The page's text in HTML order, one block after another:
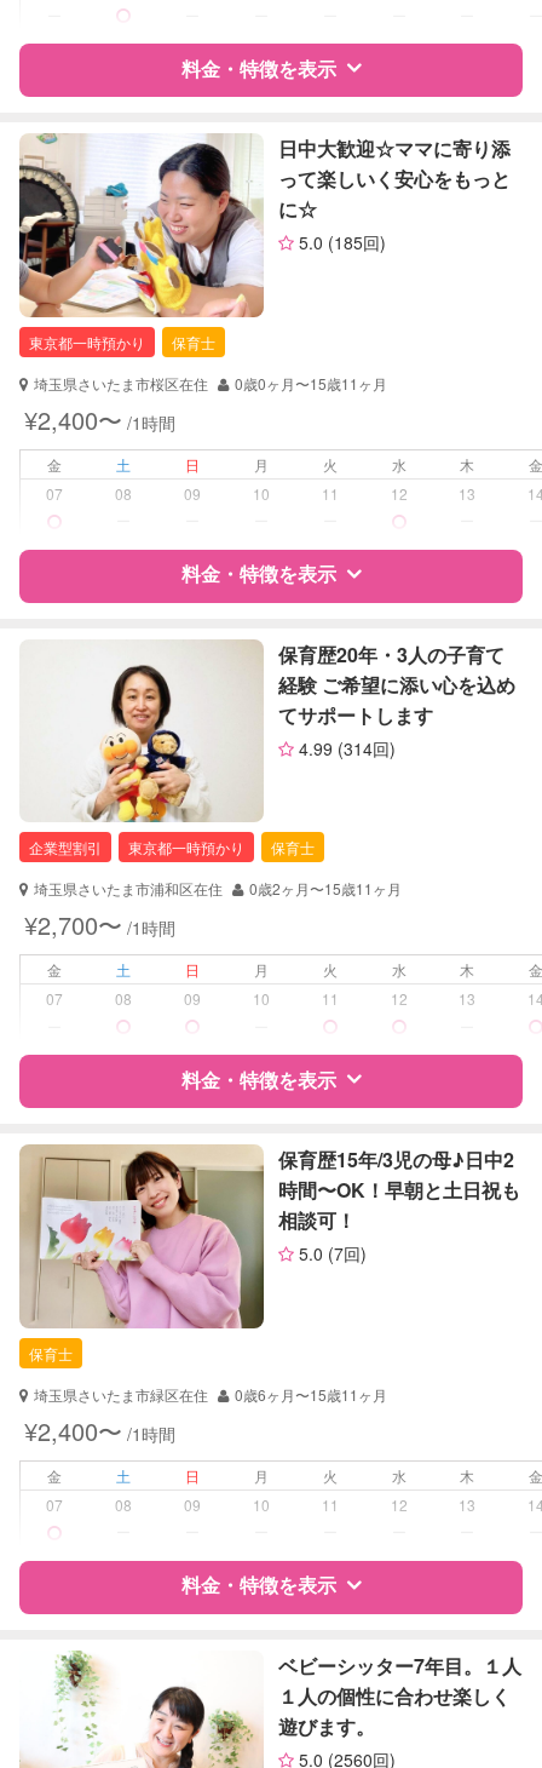
障がい児対応 対応可否は個別に相談
レッスン 音楽レッスン
定期予約 お引き受けしていません
お子様の撮影
（定期特典）
対応不可
料金・特徴を表示
特徴 料金 レビュー
サポートの特徴
資格
企業型割引対象(旧内閣府補助対象)
自治体届出済ベビーシッター
対応可能/特徴
送迎サポート
早朝対応
病児対応
障がい児対応 対応可否は個別に相談
レッスン 音楽レッスン
定期予約 可能
お子様の撮影
（定期特典）
対応可能
日中大歓迎☆ママに寄り添
って楽しいく安心をもっと
に☆
5.0 (185回)
東京都一時預かり
保育士
埼玉県さいたま市桜区在住
0歳0ヶ月〜15歳11ヶ月
¥2,400〜 /1時間
金 土 日 月 火 水 木
07
08 09 10 11 12 13
料金・特徴を表示
料金 レビュー
サポートの特徴
対応可能/特徴
送迎サポート
子育て経験
病児対応
障がい児対応 対応可否は個別に相談
レッスン なし
定期予約 可能
お子様の撮影
（定期特典）
対応可能
保育歴20年・3人の子育て
経験 ご希望に添い心を込め
てサポートします
4.99 (314回)
企業型割引 東京都一時預かり
保育士
埼玉県さいたま市浦和区在住
0歳2ヶ月〜15歳11ヶ月
¥2,700〜 /1時間
金 土 日 月 火 水 木
07
08 09 10 11 12 13
料金・特徴を表示
特徴 料金 レビュー
サポートの特徴
資格
企業型割引対象(旧内閣府補助対象)
自治体届出済ベビーシッター
保育士
夜間対応
お泊まり保育
病児、病後児、ともに可能
レッスン
定期予約 お引き受けしていません
保育歴15年/3児の母♪日中2
時間〜OK！早朝と土日祝も
相談可！
5.0 (7回)
保育士
埼玉県さいたま市緑区在住
0歳6ヶ月〜15歳11ヶ月
¥2,400〜 /1時間
金 土 日 月 火 水 木
07
08 09 10 11 12 13
料金・特徴を表示
特徴
サポートの特徴
ベビーシッター7年目。１人
１人の個性に合わせ楽しく
遊びます。
5.0 (2560回)